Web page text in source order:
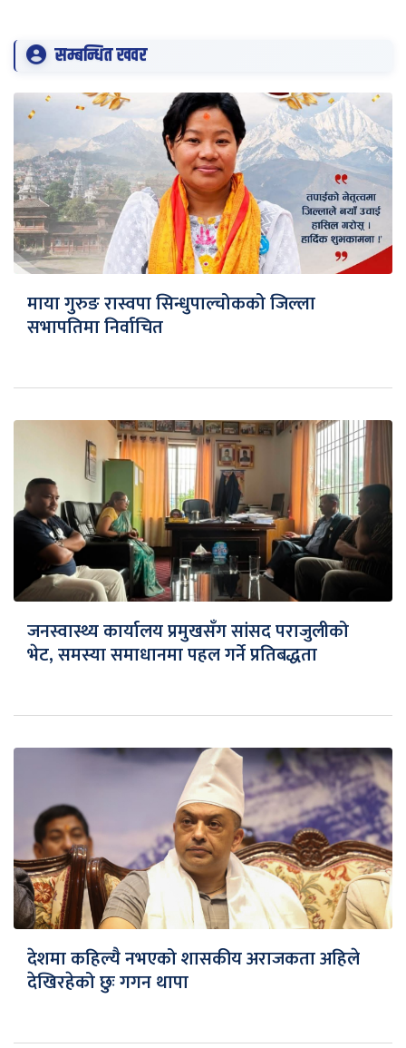
सम्बन्धित खवर
माया गुरुङ रास्वपा सिन्धुपाल्चोकको जिल्ला
सभापतिमा निर्वाचित
जनस्वास्थ्य कार्यालय प्रमुखसँग सांसद पराजुलीको
भेट, समस्या समाधानमा पहल गर्ने प्रतिबद्धता
देशमा कहिल्यै नभएको शासकीय अराजकता अहिले
देखिरहेको छुः गगन थापा